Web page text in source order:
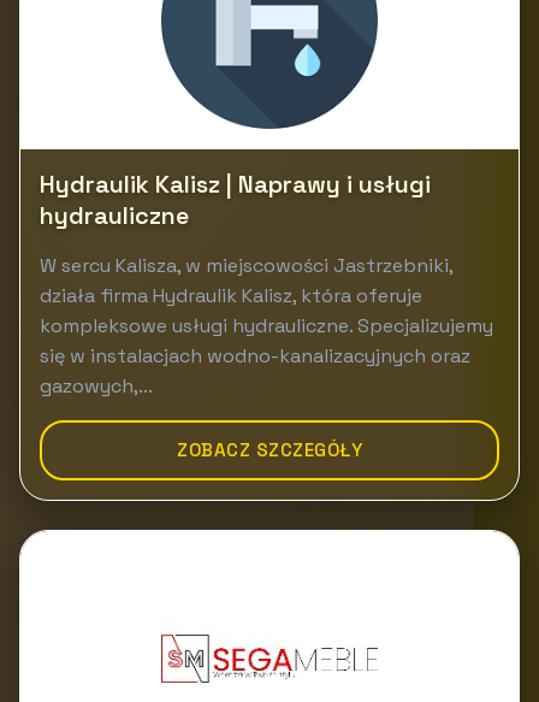
Hydraulik Kalisz | Naprawy i usługi
hydrauliczne
W sercu Kalisza, w miejscowości Jastrzebniki,
działa firma Hydraulik Kalisz, która oferuje
kompleksowe usługi hydrauliczne. Specjalizujemy
się w instalacjach wodno-kanalizacyjnych oraz
gazowych,...
ZOBACZ SZCZEGÓŁY